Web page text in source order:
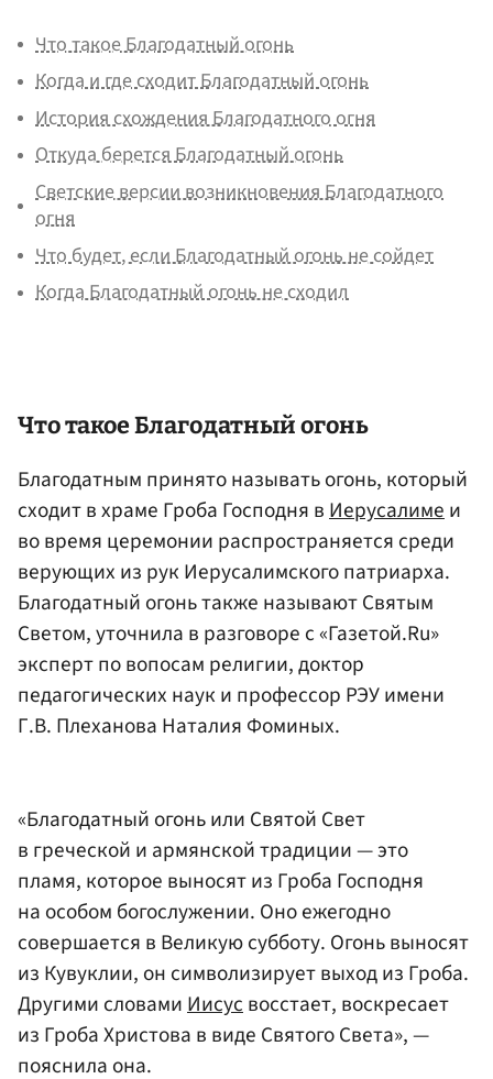
Что такое Благодатный огонь
Когда и где сходит Благодатный огонь
История схождения Благодатного огня
Откуда берется Благодатный огонь
Светские версии возникновения Благодатного
огня
Что будет, если Благодатный огонь не сойдет
Когда Благодатный огонь не сходил
Что такое Благодатный огонь
Благодатным принято называть огонь, который
сходит в храме Гроба Господня вИерусалимеи
во время церемонии распространяется среди
верующих из рук Иерусалимского патриарха.
Благодатный огонь также называют Святым
Светом, уточнила в разговоре с «Газетой.Ru»
эксперт по вопосам религии, доктор
педагогических наук и профессор РЭУ имени
Г.В. Плеханова Наталия Фоминых.
«Благодатный огонь или Святой Свет
в греческой и армянской традиции — это
пламя, которое выносят из Гроба Господня
на особом богослужении. Оно ежегодно
совершается в Великую субботу. Огонь выносят
из Кувуклии, он символизирует выход из Гроба.
Другими словамиИисусвосстает, воскресает
из Гроба Христова в виде Святого Света», —
пояснила она.